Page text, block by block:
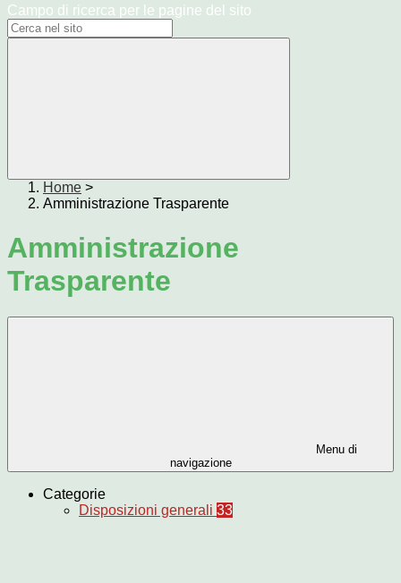
Campo di ricerca per le pagine del sito
Home >
Amministrazione Trasparente
Amministrazione
Trasparente
Menu di
navigazione
Categorie
Disposizioni generali 33